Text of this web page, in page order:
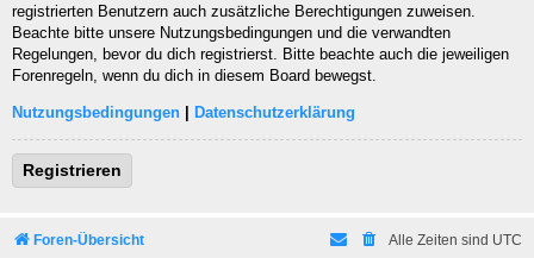
registrierten Benutzern auch zusätzliche Berechtigungen zuweisen.
Beachte bitte unsere Nutzungsbedingungen und die verwandten
Regelungen, bevor du dich registrierst. Bitte beachte auch die jeweiligen
Forenregeln, wenn du dich in diesem Board bewegst.
Nutzungsbedingungen Datenschutzerklärung
Registrieren
Foren-Übersicht Alle Zeiten sind UTC